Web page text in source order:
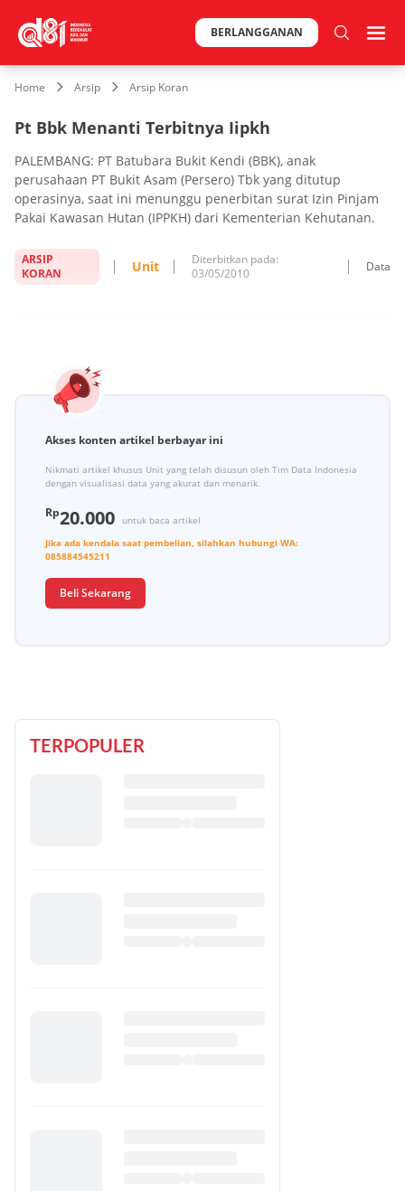
BERLANGGANAN
Home Arsip Arsip Koran
Pt Bbk Menanti Terbitnya Iipkh
PALEMBANG: PT Batubara Bukit Kendi (BBK), anak
perusahaan PT Bukit Asam (Persero) Tbk yang ditutup
operasinya, saat ini menunggu penerbitan surat Izin Pinjam
Pakai Kawasan Hutan (IPPKH) dari Kementerian Kehutanan.
ARSIP
KORAN
Unit
Diterbitkan pada:
03/05/2010
Data
Akses konten artikel berbayar ini
Nikmati artikel khusus Unit yang telah disusun oleh Tim Data Indonesia
dengan visualisasi data yang akurat dan menarik.
Rp20.000
untuk baca artikel
Jika ada kendala saat pembelian, silahkan hubungi WA:
085884545211
Beli Sekarang
TERPOPULER